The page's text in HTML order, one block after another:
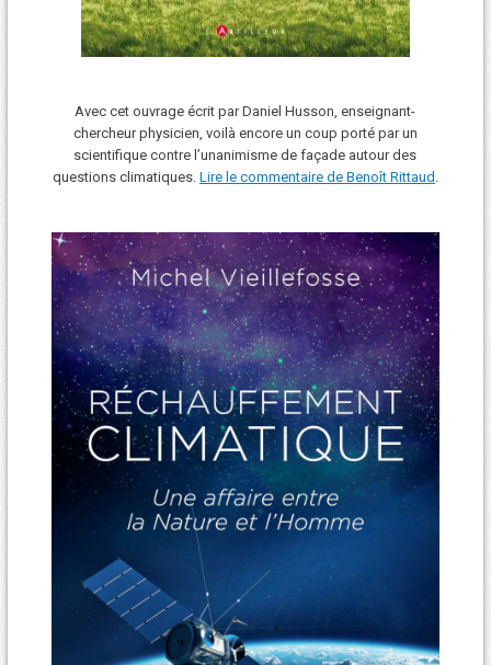
Avec cet ouvrage écrit par Daniel Husson, enseignant-
chercheur physicien, voilà encore un coup porté par un
scientifique contre l’unanimisme de façade autour des
questions climatiques. Lire le commentaire de Benoît Rittaud .